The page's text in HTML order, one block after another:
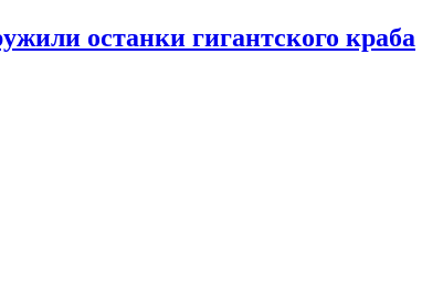
останки гигантского краба